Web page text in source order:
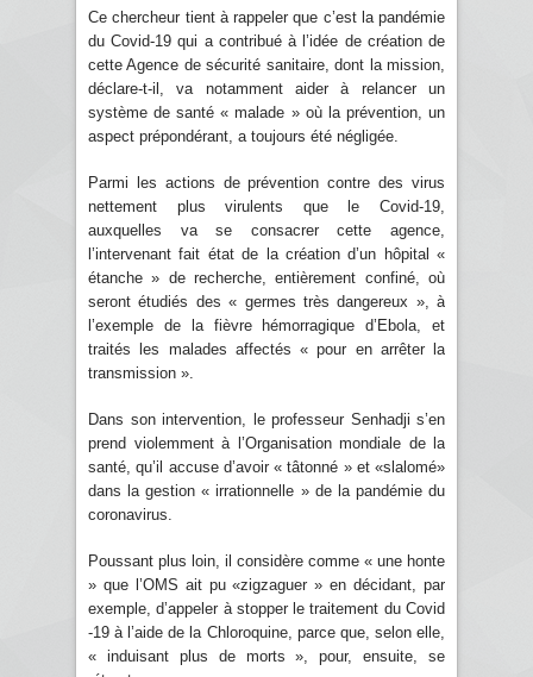
Ce chercheur tient à rappeler que c’est la pandémie
du Covid-19 qui a contribué à l’idée de création de
cette Agence de sécurité sanitaire, dont la mission,
déclare-t-il, va notamment aider à relancer un
système de santé « malade » où la prévention, un
aspect prépondérant, a toujours été négligée.
Parmi les actions de prévention contre des virus
nettement plus virulents que le Covid-19,
auxquelles va se consacrer cette agence,
l’intervenant fait état de la création d’un hôpital «
étanche » de recherche, entièrement confiné, où
seront étudiés des « germes très dangereux », à
l’exemple de la fièvre hémorragique d’Ebola, et
traités les malades affectés « pour en arrêter la
transmission ».
Dans son intervention, le professeur Senhadji s’en
prend violemment à l’Organisation mondiale de la
santé, qu’il accuse d’avoir « tâtonné » et «slalomé»
dans la gestion « irrationnelle » de la pandémie du
coronavirus.
Poussant plus loin, il considère comme « une honte
» que l’OMS ait pu «zigzaguer » en décidant, par
exemple, d’appeler à stopper le traitement du Covid
-19 à l’aide de la Chloroquine, parce que, selon elle,
« induisant plus de morts », pour, ensuite, se